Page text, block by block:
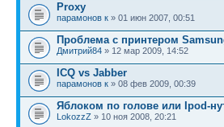
Proxy
парамонов к » 01 июн 2007, 00:51
Проблема с принтером
Дмитрий84 » 12 мар 2009, 14:52
ICQ vs Jabber
парамонов к » 08 фев 2009, 00:39
Яблоком по голове или Ipod-
LokozzZ » 10 ноя 2008, 20:21